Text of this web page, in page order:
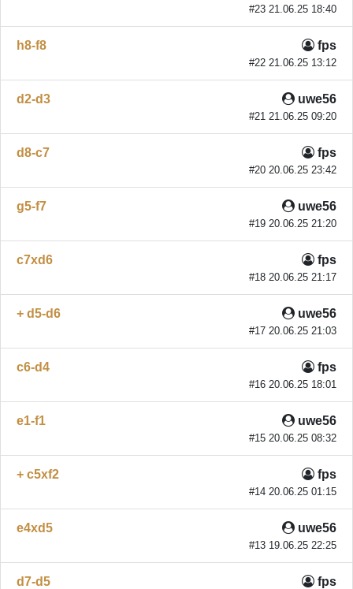
#23 21.06.25 18:40
fps
#22 21.06.25 13:12
h8-f8
uwe56
#21 21.06.25 09:20
d2-d3
fps
#20 20.06.25 23:42
d8-c7
uwe56
#19 20.06.25 21:20
g5-f7
fps
#18 20.06.25 21:17
c7xd6
uwe56
#17 20.06.25 21:03
+ d5-d6
fps
#16 20.06.25 18:01
c6-d4
uwe56
#15 20.06.25 08:32
e1-f1
fps
#14 20.06.25 01:15
+ c5xf2
uwe56
#13 19.06.25 22:25
e4xd5
fps
d7-d5